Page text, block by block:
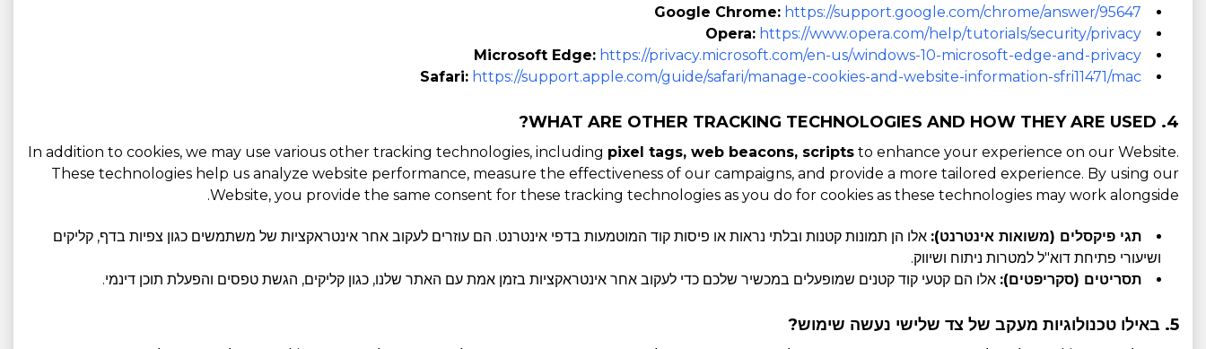
Google Chrome: https://support.google.com/chrome/answer/95647
Opera: https://www.opera.com/help/tutorials/security/privacy
Microsoft Edge: https://privacy.microsoft.com/en-us/windows-10-microsoft-edge-and-privacy
Safari: https://support.apple.com/guide/safari/manage-cookies-and-website-information-sfri11471/mac
4. WHAT ARE OTHER TRACKING TECHNOLOGIES AND HOW THEY ARE USED?
In addition to cookies, we may use various other tracking technologies, including pixel tags, web beacons, scripts to enhance your experience on our Website.
These technologies help us analyze website performance, measure the effectiveness of our campaigns, and provide a more tailored experience. By using our
Website, you provide the same consent for these tracking technologies as you do for cookies as these technologies may work alongside.
תגי פיקסלים (משואות אינטרנט): אלו הן תמונות קטנות ובלתי נראות או פיסות קוד המוטמעות בדפי אינטרנט. הם עוזרים לעקוב אחר אינטראקציות של משתמשים כגון צפיות בדף, קליקים
ושיעורי פתיחת דוא"ל למטרות ניתוח ושיווק.
תסריטים (סקריפטים): אלו הם קטעי קוד קטנים שמופעלים במכשיר שלכם כדי לעקוב אחר אינטראקציות בזמן אמת עם האתר שלנו, כגון קליקים, הגשת טפסים והפעלת תוכן דינמי.
5. באילו טכנולוגיות מעקב של צד שלישי נעשה שימוש?